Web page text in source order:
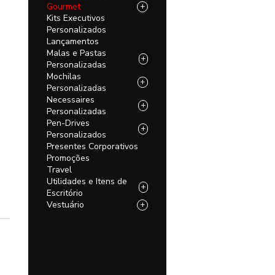
Gourmet +
Kits Executivos
Personalizados
Lançamentos
Malas e Pastas
Personalizadas
+
Mochilas
Personalizadas
+
Necessaires
Personalizadas
+
Pen-Drives
Personalizados
+
Presentes Corporativos
Promoções
Travel
Utilidades e Itens de
Escritório
+
Vestuário +